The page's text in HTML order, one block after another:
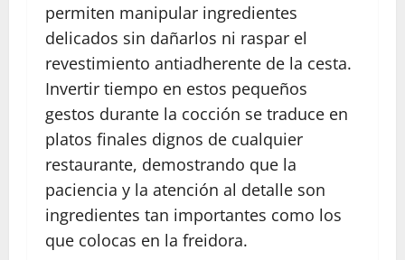
permiten manipular ingredientes
delicados sin dañarlos ni raspar el
revestimiento antiadherente de la cesta.
Invertir tiempo en estos pequeños
gestos durante la cocción se traduce en
platos finales dignos de cualquier
restaurante, demostrando que la
paciencia y la atención al detalle son
ingredientes tan importantes como los
que colocas en la freidora.